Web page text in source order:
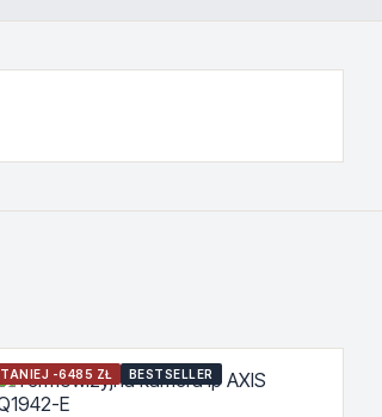
TANIEJ -6485 ZŁ BESTSELLER